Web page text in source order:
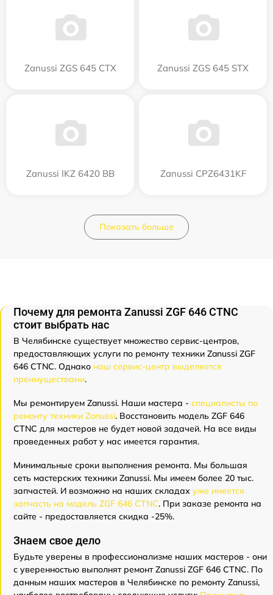
Zanussi ZGS 645 CTX Zanussi ZGS 645 STX
Zanussi IKZ 6420 BB Zanussi CPZ6431KF
Показать больше
Почему для ремонта Zanussi ZGF 646 CTNC
стоит выбрать нас
В Челябинске существует множество сервис-центров,
предоставляющих услуги по ремонту техники Zanussi ZGF
646 CTNC. Однако наш сервис-центр выделяется
преимуществами.
Мы ремонтируем Zanussi. Наши мастера - специалисты по
ремонту техники Zanussi. Восстановить модель ZGF 646
CTNC для мастеров не будет новой задачей. На все виды
проведенных работ у нас имеется гарантия.
Минимальные сроки выполнения ремонта. Мы большая
сеть мастерских техники Zanussi. Мы имеем более 20 тыс.
запчастей. И возможно на наших складах уже имеется
запчасть на модель ZGF 646 CTNC. При заказе ремонта на
сайте - предоставляется скидка -25%.
Знаем свое дело
Будьте уверены в профессионализме наших мастеров - они
с уверенностью выполнят ремонт Zanussi ZGF 646 CTNC. По
данным наших мастеров в Челябинске по ремонту Zanussi,